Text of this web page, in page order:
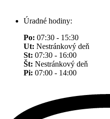
Úradné hodiny:
Po: 07:30 - 15:30
Ut: Nestránkový deň
St: 07:30 - 16:00
Št: Nestránkový deň
Pi: 07:00 - 14:00